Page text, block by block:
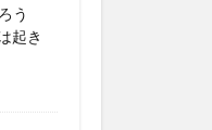
う
起き